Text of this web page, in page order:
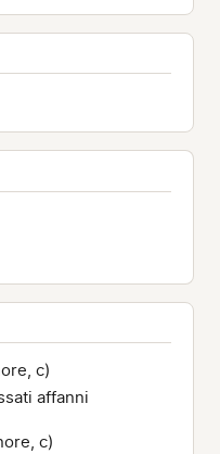
c)
affanni
c)